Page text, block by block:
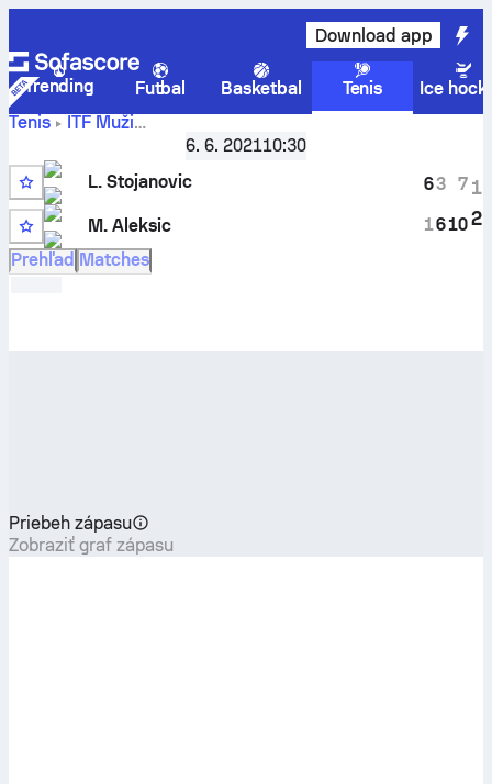
Download app
Trending Futbal Basketbal Tenis
Ice
Tenis
ITF Muži
Skopje, Singles Qualifying M-ITF-MKD-02A
Aktuálne skóre
výsledky H2H
6. 6. 202110:30
L. Stojanovic
M. Aleksic
6
1
3
6
7
10
1
2
Prehľad Matches
Priebeh zápasu
Zobraziť graf zápasu